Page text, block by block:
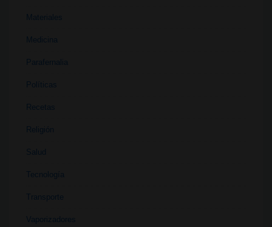
Materiales
Medicina
Parafernalia
Políticas
Recetas
Religión
Salud
Tecnología
Transporte
Vaporizadores